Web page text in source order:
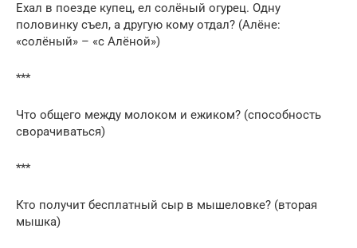
Ехал в поезде купец, ел солёный огурец. Одну
половинку съел, а другую кому отдал? (Алёне:
«солёный» – «с Алёной»)
***
Что общего между молоком и ежиком? (способность
сворачиваться)
***
Кто получит бесплатный сыр в мышеловке? (вторая
мышка)